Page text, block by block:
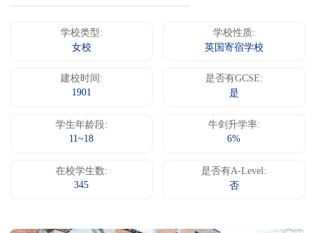
学校类型:
女校
学校性质:
英国寄宿学校
建校时间:
1901
是否有GCSE:
是
学生年龄段:
11~18
牛剑升学率:
6%
在校学生数:
345
是否有A-Level:
否